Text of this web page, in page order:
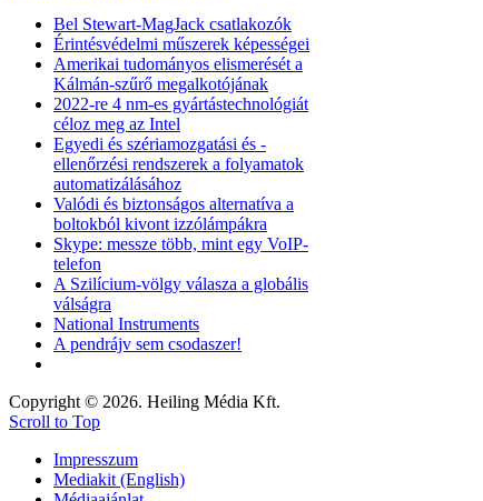
Bel Stewart-MagJack csatlakozók
Érintésvédelmi műszerek képességei
Amerikai tudományos elismerését a
Kálmán-szűrő megalkotójának
2022-re 4 nm-es gyártástechnológiát
céloz meg az Intel
Egyedi és szériamozgatási és -
ellenőrzési rendszerek a folyamatok
automatizálásához
Valódi és biztonságos alternatíva a
boltokból kivont izzólámpákra
Skype: messze több, mint egy VoIP-
telefon
A Szilícium-völgy válasza a globális
válságra
National Instruments
A pendrájv sem csodaszer!
Copyright © 2026. Heiling Média Kft.
Scroll to Top
Impresszum
Mediakit (English)